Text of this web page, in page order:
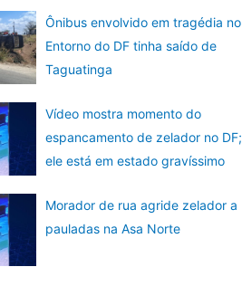
Ônibus envolvido em tragédia no
Entorno do DF tinha saído de
Taguatinga
Vídeo mostra momento do
espancamento de zelador no DF;
ele está em estado gravíssimo
Morador de rua agride zelador a
pauladas na Asa Norte